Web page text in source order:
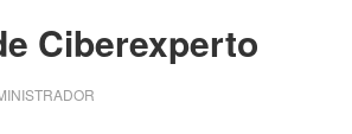
Ciberexperto